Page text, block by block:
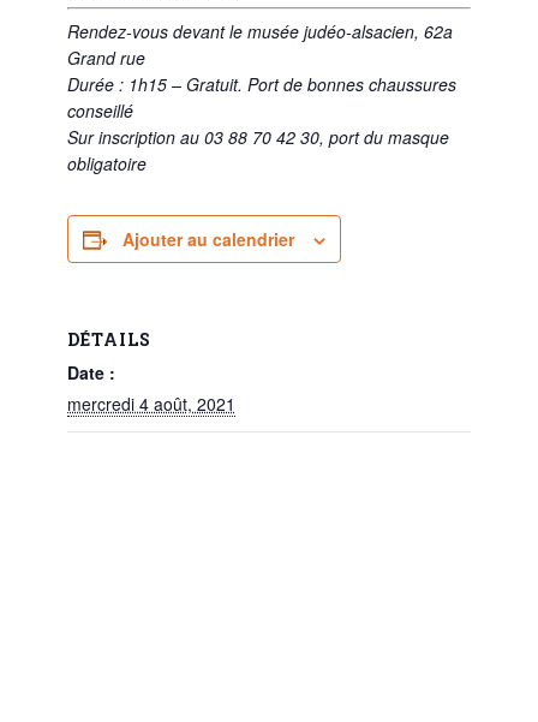
Rendez-vous devant le musée judéo-alsacien, 62a
Grand rue
Durée : 1h15 – Gratuit. Port de bonnes chaussures
conseillé
Sur inscription au 03 88 70 42 30, port du masque
obligatoire
Ajouter au calendrier
DÉTAILS
Date :
mercredi 4 août, 2021